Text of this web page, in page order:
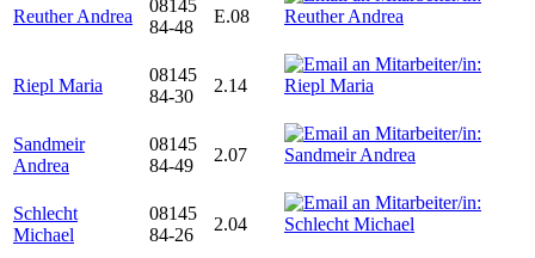
Reuther Andrea
08145
84-48
E.08
Riepl Maria
08145
84-30
2.14
Sandmeir
Andrea
08145
84-49
2.07
Schlecht
Michael
08145
84-26
2.04